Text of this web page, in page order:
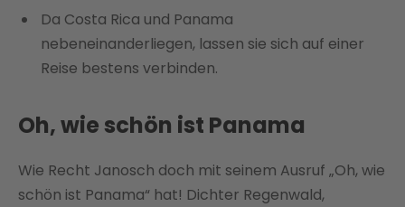
Da Costa Rica und Panama
nebeneinanderliegen, lassen sie sich auf einer
Reise bestens verbinden.
Oh, wie schön ist Panama
Wie Recht Janosch doch mit seinem Ausruf „Oh, wie
schön ist Panama“ hat! Dichter Regenwald,